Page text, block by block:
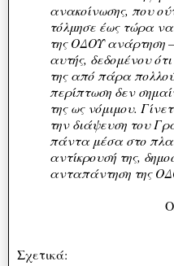
ανακοίνωσης, που
τόλμησε έως τώρα
της ΟΔΟΥ ανάρτηση
αυτής, δεδομένου
της από πάρα
περίπτωση δεν
της ως νόμιμου.
την διάψευση του
πάντα μέσα στο
αντίκρουσή της,
ανταπάντηση της
Σχετικά: